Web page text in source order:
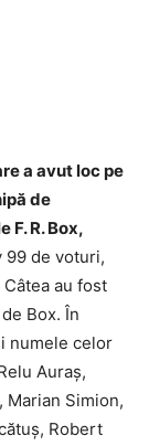
a avut loc pe
de
R. Box,
99 de voturi,
au fost
Box. În
numele celor
Auraş,
Marian Simion,
Robert